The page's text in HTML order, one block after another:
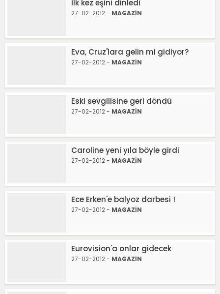
İlk kez eşini dinledi
27-02-2012 - MAGAZİN
Eva, Cruz'lara gelin mi gidiyor?
27-02-2012 - MAGAZİN
Eski sevgilisine geri döndü
27-02-2012 - MAGAZİN
Caroline yeni yıla böyle girdi
27-02-2012 - MAGAZİN
Ece Erken'e balyoz darbesi !
27-02-2012 - MAGAZİN
Eurovision'a onlar gidecek
27-02-2012 - MAGAZİN